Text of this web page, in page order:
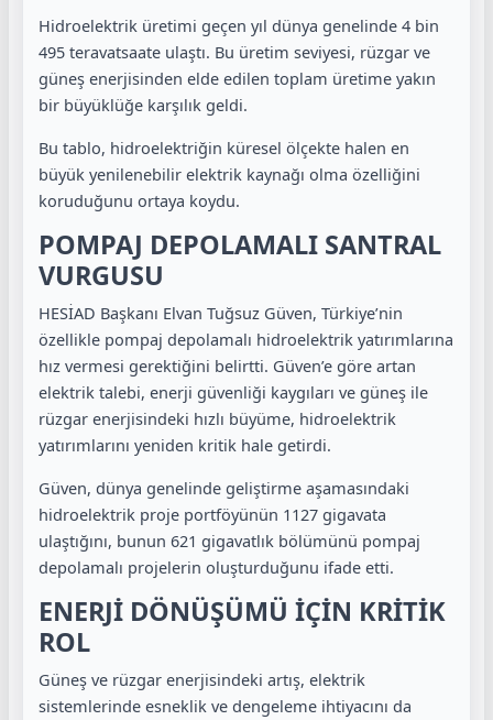
Hidroelektrik üretimi geçen yıl dünya genelinde 4 bin
495 teravatsaate ulaştı. Bu üretim seviyesi, rüzgar ve
güneş enerjisinden elde edilen toplam üretime yakın
bir büyüklüğe karşılık geldi.
Bu tablo, hidroelektriğin küresel ölçekte halen en
büyük yenilenebilir elektrik kaynağı olma özelliğini
koruduğunu ortaya koydu.
POMPAJ DEPOLAMALI SANTRAL
VURGUSU
HESİAD Başkanı Elvan Tuğsuz Güven, Türkiye’nin
özellikle pompaj depolamalı hidroelektrik yatırımlarına
hız vermesi gerektiğini belirtti. Güven’e göre artan
elektrik talebi, enerji güvenliği kaygıları ve güneş ile
rüzgar enerjisindeki hızlı büyüme, hidroelektrik
yatırımlarını yeniden kritik hale getirdi.
Güven, dünya genelinde geliştirme aşamasındaki
hidroelektrik proje portföyünün 1127 gigavata
ulaştığını, bunun 621 gigavatlık bölümünü pompaj
depolamalı projelerin oluşturduğunu ifade etti.
ENERJİ DÖNÜŞÜMÜ İÇİN KRİTİK
ROL
Güneş ve rüzgar enerjisindeki artış, elektrik
sistemlerinde esneklik ve dengeleme ihtiyacını da